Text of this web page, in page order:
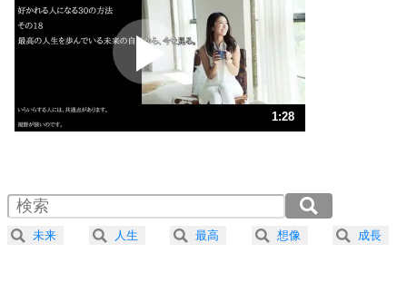
プラス思考
ポジティブになれない原因は、行動しないから。
ポジティブ思考になる30の方法
ストレス対策
人生、なんとかなるもの。
気楽に生きる30の方法
4 器の大きい人は、怒りを優しさで表現する。
プラス思考
1:28
2.0倍速 （174KB 44秒）
2.5倍速 （139KB 35秒）
3.0倍速 （116KB 29秒）
未来 人生 最高 想像 成長